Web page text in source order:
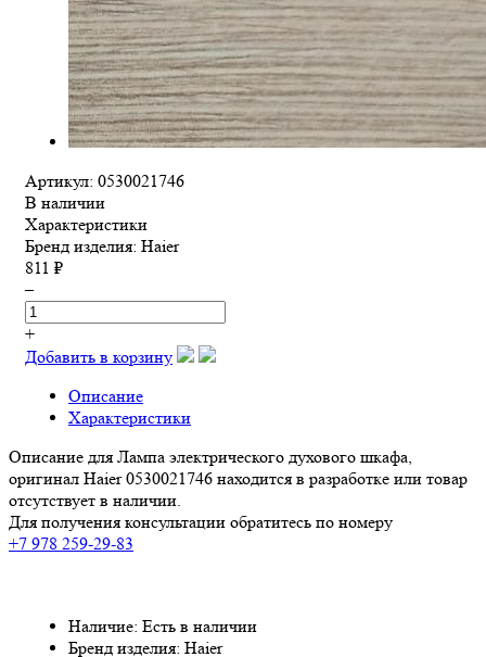
Артикул: 0530021746
В наличии
Характеристики
Бренд изделия: Haier
811 ₽
–
+
Добавить в корзину
Описание
Характеристики
Описание для Лампа электрического духового шкафа,
оригинал Haier 0530021746 находится в разработке или товар
отсутствует в наличии.
Для получения консультации обратитесь по номеру
+7 978 259-29-83
Наличие: Есть в наличии
Бренд изделия: Haier